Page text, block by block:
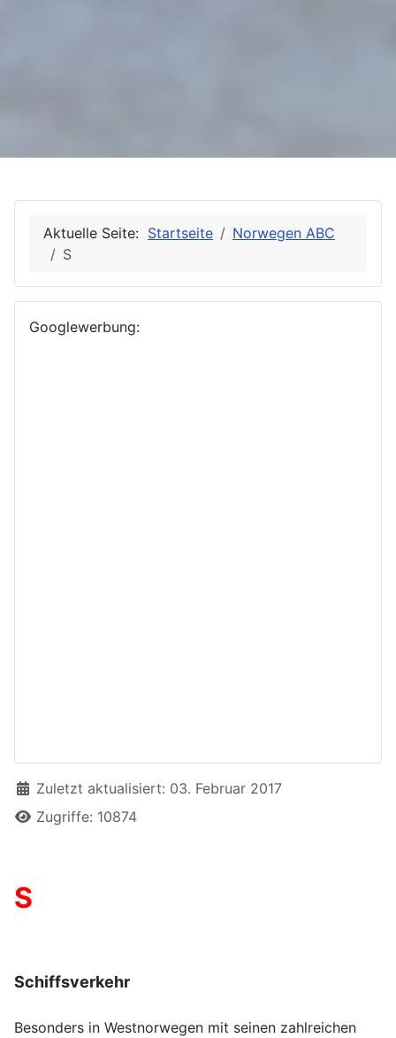
Aktuelle Seite: Startseite
Norwegen ABC
S
Googlewerbung:
DetailsZuletzt aktualisiert: 03. Februar 2017
Zugriffe: 10874
S
Schiffsverkehr
Besonders in Westnorwegen mit seinen zahlreichen